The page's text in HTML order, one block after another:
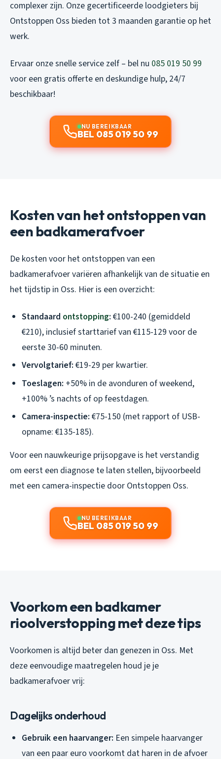
complexer zijn. Onze gecertificeerde loodgieters bij
Ontstoppen Oss bieden tot 3 maanden garantie op het
werk.
Ervaar onze snelle service zelf – bel nu 085 019 50 99
voor een gratis offerte en deskundige hulp, 24/7
beschikbaar!
NU BEREIKBAAR
BEL 085 019 50 99
Kosten van het ontstoppen van
een badkamerafvoer
De kosten voor het ontstoppen van een
badkamerafvoer variëren afhankelijk van de situatie en
het tijdstip in Oss. Hier is een overzicht:
Standaard ontstopping: €100-240 (gemiddeld
€210), inclusief starttarief van €115-129 voor de
eerste 30-60 minuten.
Vervolgtarief: €19-29 per kwartier.
Toeslagen: +50% in de avonduren of weekend,
+100% ’s nachts of op feestdagen.
Camera-inspectie: €75-150 (met rapport of USB-
opname: €135-185).
Voor een nauwkeurige prijsopgave is het verstandig
om eerst een diagnose te laten stellen, bijvoorbeeld
met een camera-inspectie door Ontstoppen Oss.
NU BEREIKBAAR
BEL 085 019 50 99
Voorkom een badkamer
rioolverstopping met deze tips
Voorkomen is altijd beter dan genezen in Oss. Met
deze eenvoudige maatregelen houd je je
badkamerafvoer vrij:
Dagelijks onderhoud
Gebruik een haarvanger: Een simpele haarvanger
van een paar euro voorkomt dat haren in de afvoer